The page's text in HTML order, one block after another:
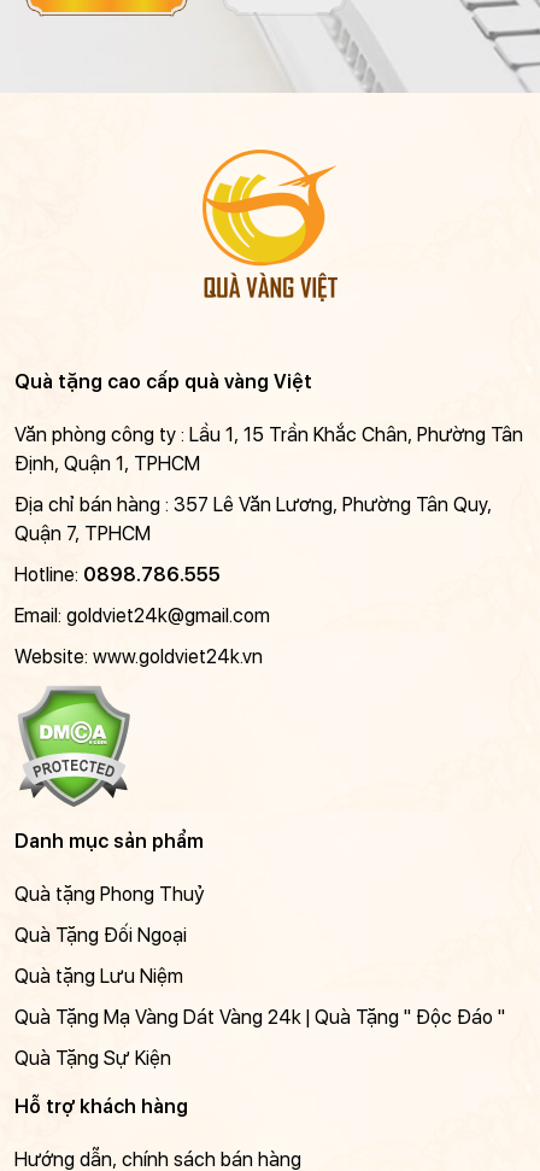
Quà tặng cao cấp quà vàng Việt
Văn phòng công ty : Lầu 1, 15 Trần Khắc Chân, Phường Tân
Định, Quận 1, TPHCM
Địa chỉ bán hàng : 357 Lê Văn Lương, Phường Tân Quy,
Quận 7, TPHCM
Hotline: 0898.786.555
Email: goldviet24k@gmail.com
Website: www.goldviet24k.vn
Danh mục sản phẩm
Quà tặng Phong Thuỷ
Quà Tặng Đối Ngoại
Quà tặng Lưu Niệm
Quà Tặng Mạ Vàng Dát Vàng 24k | Quà Tặng " Độc Đáo "
Quà Tặng Sự Kiện
Hỗ trợ khách hàng
Hướng dẫn, chính sách bán hàng